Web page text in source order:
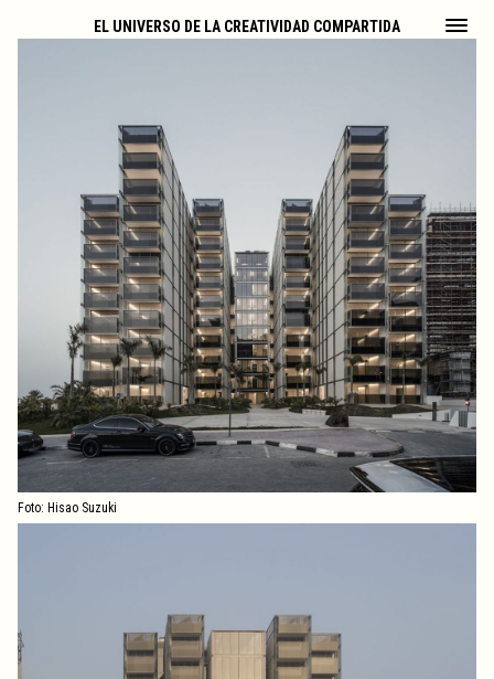
EL UNIVERSO DE LA CREATIVIDAD COMPARTIDA
Foto: Hisao Suzuki